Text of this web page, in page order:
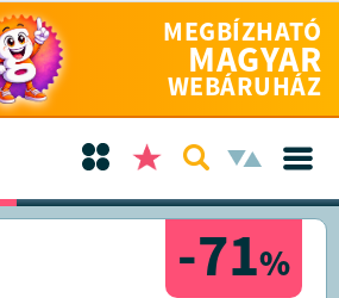
MEGBÍZHATÓ
MAGYAR
WEBÁRUHÁZ
-71%